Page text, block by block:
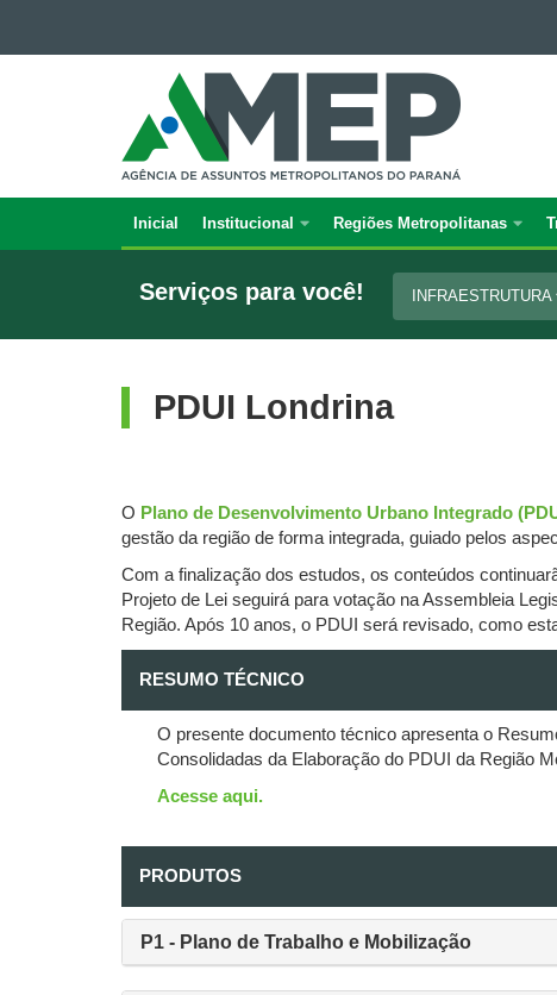
Ir para a navegaçãoAGÊNCIA
DE
ASSUNTOS
METROPOLITANOS
DO
PARANÁ
Navegação
principal
Inicial Institucional Regiões Metropolitanas
Serviços para você! INFRAESTRUTURA
PDUI Londrina
O Plano de Desenvolvimento Urbano Integrado
gestão da região de forma integrada, guiado pelos
Com a finalização dos estudos, os conteúdos
Projeto de Lei seguirá para votação na Assembleia
Região. Após 10 anos, o PDUI será revisado, como
RESUMO TÉCNICO
O presente documento técnico apresenta o
Consolidadas da Elaboração do PDUI da Região
Acesse aqui.
PRODUTOS
P1 - Plano de Trabalho e Mobilização